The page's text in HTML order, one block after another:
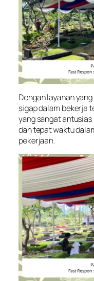
Dengan layanan
sigap dalam bekerja
yang sangat
dan tepat waktu
pekerjaan.